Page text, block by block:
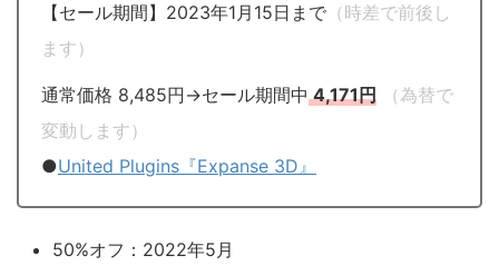
【セール期間】2023年1月15日まで （時差で前後し
ます）
通常価格 8,485円→セール期間中4,171円
（為替で
変動します）
●United Plugins『Expanse 3D』
50%オフ：2022年5月